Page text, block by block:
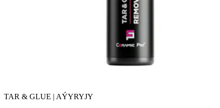
TAR & GLUE | AÝYRYJY